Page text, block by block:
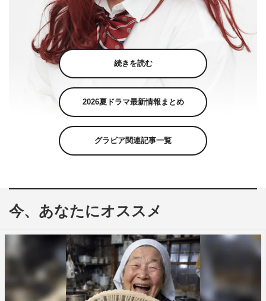
くれいじーまぐねっと・UraN
10月11日（日）放送の情報番組『日曜はカラフル!!!』
（TOKYO MX・地上波9ch）に、人気YouTuber「くれい
じーまぐねっと」のUraNが生出演。また、歌手で俳優の
内博貴が10月のマンスリーアシスタントとして登場する。
続きを読む
2026夏ドラマ最新情報まとめ
グラビア関連記事一覧
今、あなたにオススメ